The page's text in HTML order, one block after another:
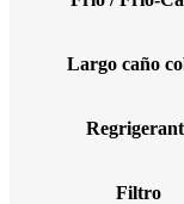
Largo caño
Filtro